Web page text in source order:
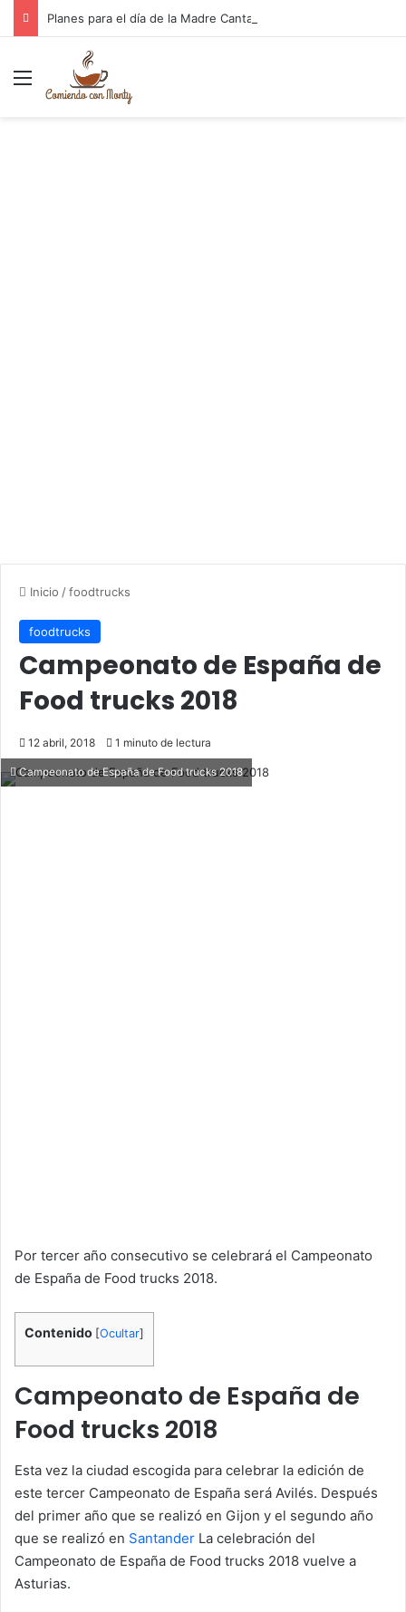
Planes para el día de la Madre Cantabria
Inicio /foodtrucks
foodtrucks
Campeonato de España de
Food trucks 2018
12 abril, 2018 1 minuto de lectura
Campeonato de España de Food trucks 2018
Por tercer año consecutivo se celebrará el Campeonato
de España de Food trucks 2018.
Contenido [Ocultar]
Campeonato de España de
Food trucks 2018
Esta vez la ciudad escogida para celebrar la edición de
este tercer Campeonato de España será Avilés. Después
del primer año que se realizó en Gijon y el segundo año
que se realizó en Santander La celebración del
Campeonato de España de Food trucks 2018 vuelve a
Asturias.